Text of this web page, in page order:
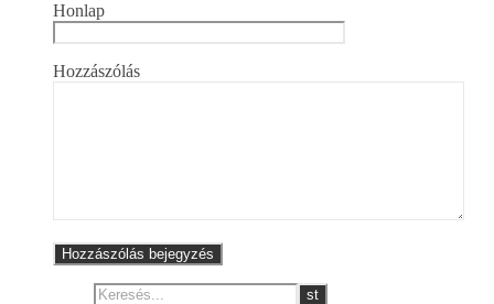
Honlap
Hozzászólás